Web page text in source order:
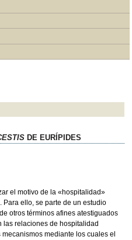
DE EURÍPIDES
el motivo de la «hospitalidad»
ello, se parte de un estudio
otros términos afines atestiguados
las relaciones de hospitalidad
mediante los cuales el